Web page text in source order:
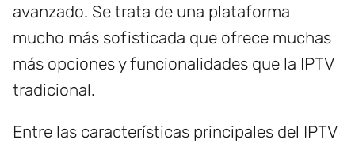
avanzado. Se trata de una plataforma
mucho más sofisticada que ofrece muchas
más opciones y funcionalidades que la IPTV
tradicional.
Entre las características principales del IPTV